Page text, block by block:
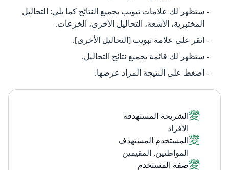
ستظهر لك علامات تبويب بجميع النتائج كما يلي: التحاليل
المختبرية، الأشعة، التحاليل الأخرى، الخزعات.
انقر على علامة تبويب [التحاليل الأخرى].
ستظهر لك قائمة بجميع نتائج التحاليل.
اضغط على النتيجة المراد عرضها.
الشريحة المستهدفة
الأفراد
المستخدم المستهدف
المواطنين, المقيمين
صفة المستخدم